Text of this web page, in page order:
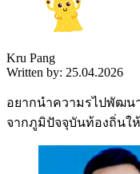
Kru Pang
Written by: 25.04.2026
อยากนำความรไปพัฒน
จากภูมิปัจจุบันท้องถิ่นใ